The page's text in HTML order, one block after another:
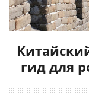
гид для